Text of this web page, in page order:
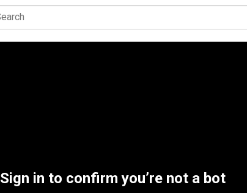
Sign in to confirm you’re not a bot